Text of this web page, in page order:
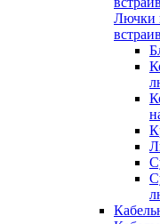
Лючки